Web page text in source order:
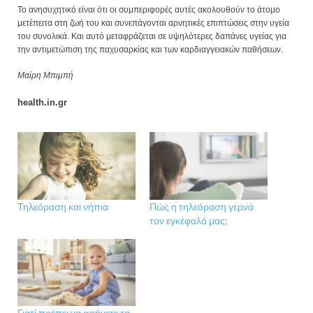
Το ανησυχητικό είναι ότι οι συμπεριφορές αυτές ακολουθούν το άτομο
μετέπειτα στη ζωή του και συνεπάγονται αρνητικές επιπτώσεις στην υγεία
του συνολικά. Και αυτό μεταφράζεται σε υψηλότερες δαπάνες υγείας για
την αντιμετώπιση της παχυσαρκίας και των καρδιαγγειακών παθήσεων.
Μαίρη Μπιμπή
health.in.gr
Τηλεόραση και νήπια
Πώς η τηλεόραση γερνά
τον εγκέφαλό μας;